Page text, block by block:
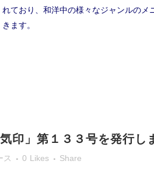
れており、和洋中の様々なジャンルの
きます。
印」第１３３号を発行し
ス 0 Likes Share